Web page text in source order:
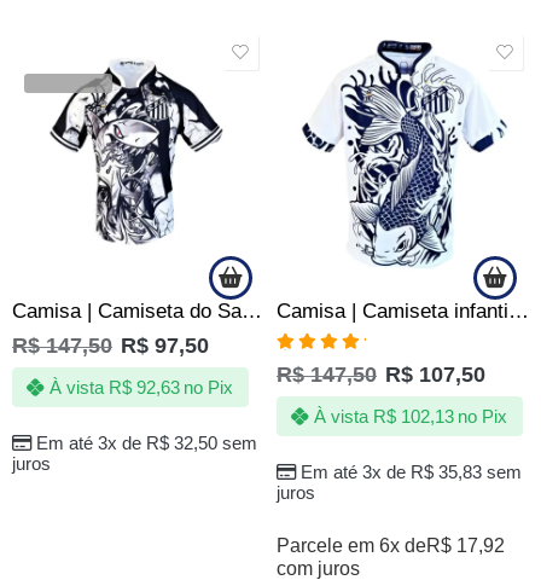
VENDIDOS
Camisa | Camiseta do Santos Infantil – Jotaz – Produto Oficial
R$147,50 R$ 97,50
Em até 3x de R$32,50sem
juros
À vista R$92,63 no Pix
Camisa | Camiseta infantil do Santos Peixe Carpa Centenaria – Oficial
Avaliação
5.00de 5
R$147,50 R$ 107,50
Em até 3x de R$35,83sem
juros
À vista R$102,13 no Pix
Parcele em 6x deR$ 17,92
com juros